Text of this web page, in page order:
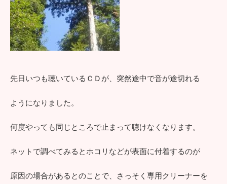
先日いつも聴いているＣＤが、突然途中で音が途切れる
ようになりました。
何度やっても同じところで止まって聴けなくなります。
ネットで調べてみるとホコリなどが表面に付着するのが
原因の場合があるとのことで、さっそく専用クリーナーを